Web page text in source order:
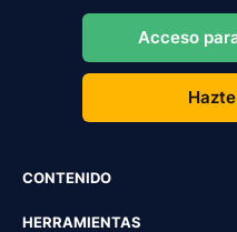
Acceso
CONTENIDO
HERRAMIENTAS